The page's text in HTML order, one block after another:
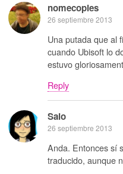
nomecopies
26 septiembre 2013
Una putada que al
cuando Ubisoft lo
estuvo
Reply
Saio
26 septiembre 2013
Anda. Entonces sí
traducido, aunque